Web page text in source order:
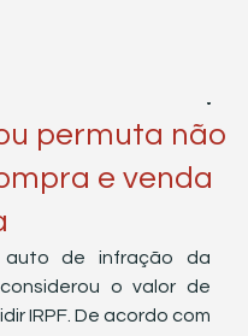
permuta não
e venda
auto de infração da
o valor de
IRPF. De acordo com